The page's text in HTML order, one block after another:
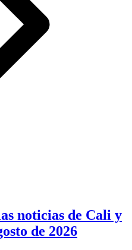
noticias de Cali y
de 2026